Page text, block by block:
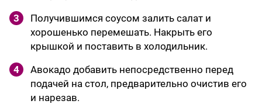
3
Получившимся соусом залить салат и
хорошенько перемешать. Накрыть его
крышкой и поставить в холодильник.
4
Авокадо добавить непосредственно перед
подачей на стол, предварительно очистив его
и нарезав.